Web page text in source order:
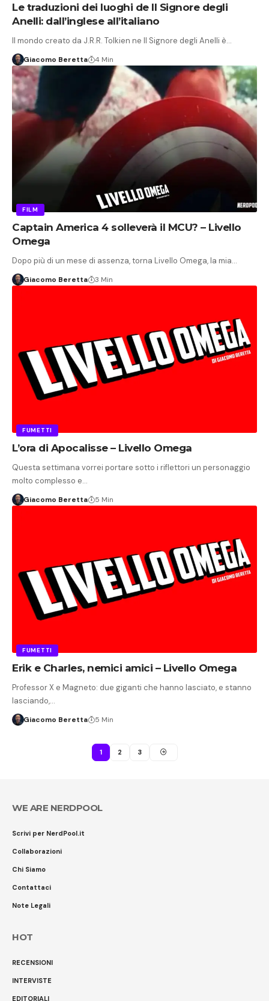
Le traduzioni dei luoghi de Il Signore degli
Anelli: dall’inglese all’italiano
Il mondo creato da J.R.R. Tolkien ne Il Signore degli Anelli è…
Giacomo Beretta 4 Min
FILM
Captain America 4 solleverà il MCU? – Livello
Omega
Dopo più di un mese di assenza, torna Livello Omega, la mia…
Giacomo Beretta 3 Min
FUMETTI
L’ora di Apocalisse – Livello Omega
Questa settimana vorrei portare sotto i riflettori un personaggio
molto complesso e…
Giacomo Beretta 5 Min
FUMETTI
Erik e Charles, nemici amici – Livello Omega
Professor X e Magneto: due giganti che hanno lasciato, e stanno
lasciando,…
Giacomo Beretta 5 Min
1 2 3
WE ARE NERDPOOL
Scrivi per NerdPool.it
Collaborazioni
Chi Siamo
Contattaci
Note Legali
HOT
RECENSIONI
INTERVISTE
EDITORIALI